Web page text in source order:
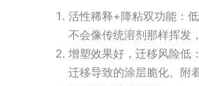
活性稀释+降粘双功能：
不会像传统溶剂那样挥发
增塑效果好，迁移风险低
迁移导致的涂层脆化、附